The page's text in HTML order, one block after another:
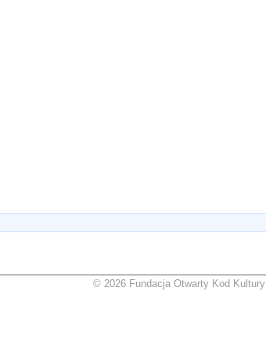
© 2026 Fundacja Otwarty Kod Kultury